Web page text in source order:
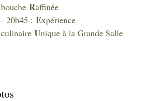
bouche Raffinée
- 20h45 : Expérience
culinaire Unique à la Grande Salle